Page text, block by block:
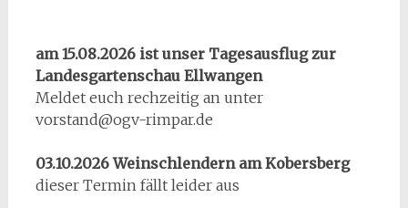
am 15.08.2026 ist unser Tagesausflug zur
Landesgartenschau Ellwangen
Meldet euch rechzeitig an unter
vorstand@ogv-rimpar.de
03.10.2026 Weinschlendern am Kobersberg
dieser Termin fällt leider aus